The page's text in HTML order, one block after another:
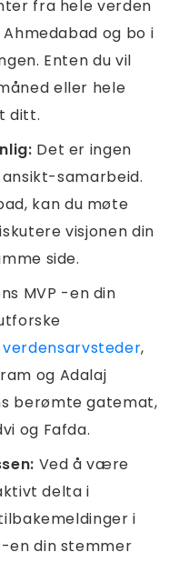
fra hele verden
og bo i
Enten du vil
eller hele
ditt.
Det er ingen
samarbeid.
kan du møte
visjonen din
side.
MVP -en din
verdensarvsteder,
og Adalaj
berømte gatemat,
og Fafda.
Ved å være
delta i
i
en din stemmer